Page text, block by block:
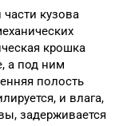
кузова
крошка
а под ним
полость
и влага,
задерживается